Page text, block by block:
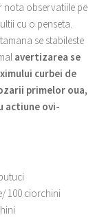
nota observatiile pe
cu o penseta.
se stabileste
avertizarea se
curbei de
primelor oua,
actiune ovi-
100 ciorchini